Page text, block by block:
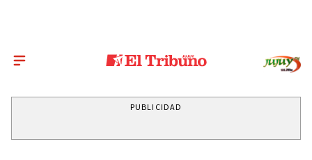
PUBLICIDAD